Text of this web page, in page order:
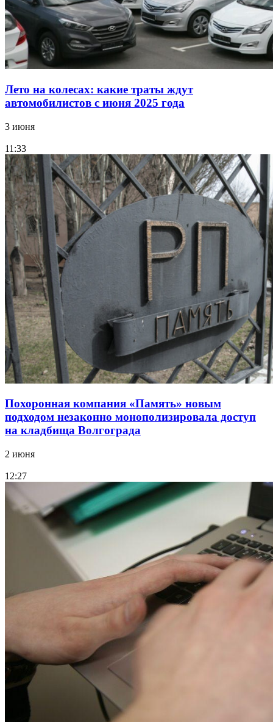
Лето на колесах: какие траты ждут
автомобилистов с июня 2025 года
3 июня
11:33
Похоронная компания «Память» новым
подходом незаконно монополизировала доступ
на кладбища Волгограда
2 июня
12:27